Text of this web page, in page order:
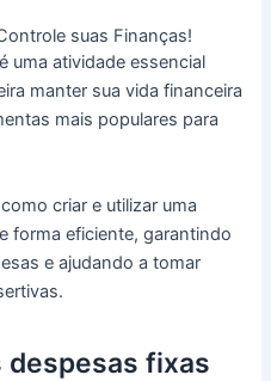
suas Finanças!
uma atividade essencial
manter sua vida financeira
mais populares para
criar e utilizar uma
forma eficiente, garantindo
e ajudando a tomar
despesas fixas